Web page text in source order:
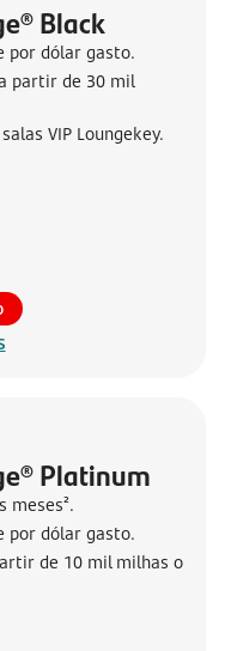
Black
por dólar gasto.
partir de 30 mil
VIP Loungekey.
Platinum
meses².
por dólar gasto.
de 10 mil milhas o